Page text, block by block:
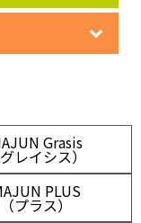
Grasis
グレイシス）
PLUS
（プラス）